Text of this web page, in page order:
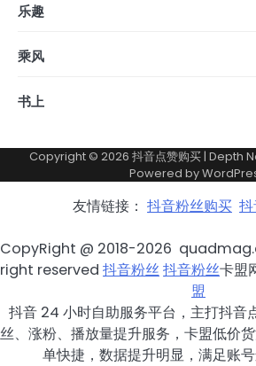
乐趣
乘风
书上
Copyright © 2026 抖音点赞购买| Depth
Powered by
友情链接： 抖音粉丝购买
CopyRight @ 2018-2026
right reserved 抖音粉丝抖音粉丝卡盟
盟
抖音 24 小时自助服务平台，主打抖音
丝、涨粉、播放量提升服务，卡盟低价
单快捷，数据提升明显，满足账号